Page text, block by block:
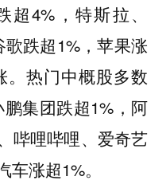
4%，特斯拉、
跌超1%，苹果涨
。热门中概股多数
集团跌超1%，阿
哔哩哔哩、爱奇艺
涨超1%。